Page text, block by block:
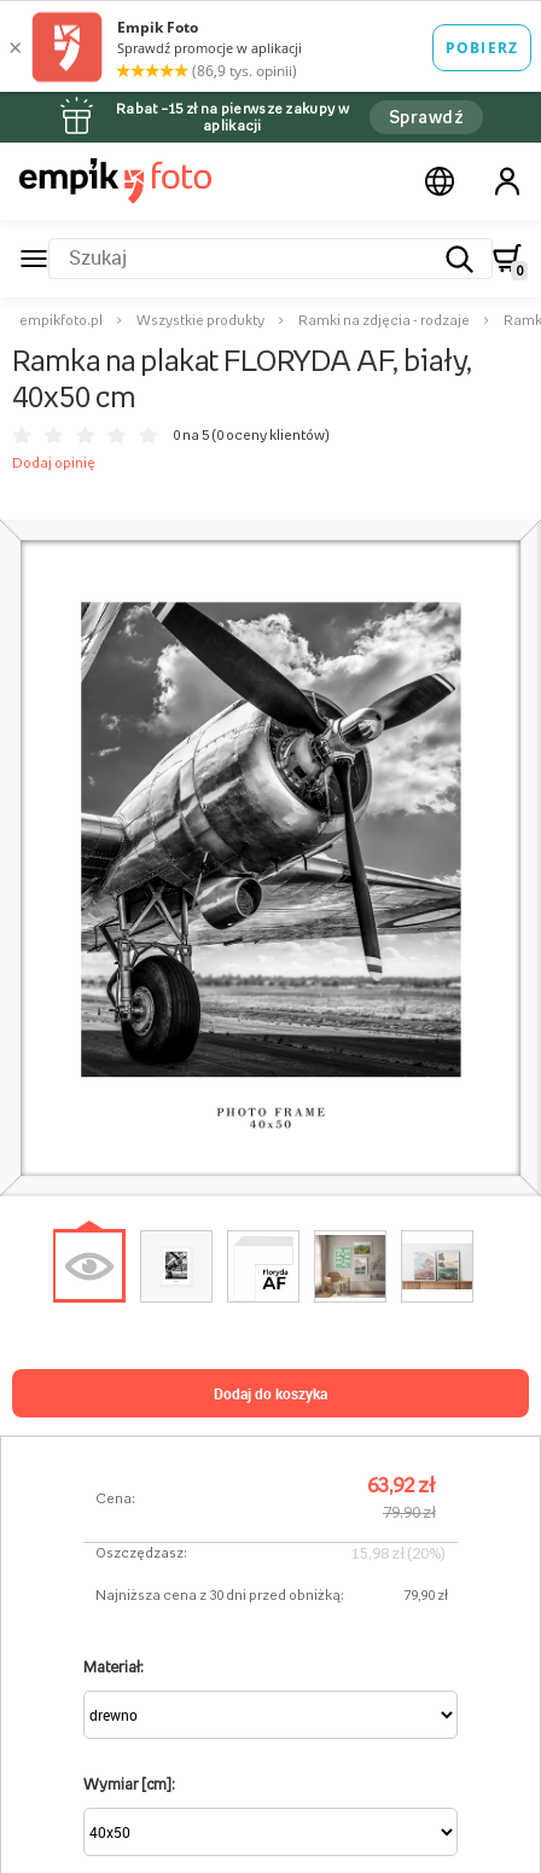
Rabat –15 zł na pierwsze zakupy w
aplikacji
Sprawdź
0
empikfoto.pl Wszystkie produkty Ramki na zdjęcia - rodzaje
Ramka na plakat FLORYDA AF, biały,
40x50 cm
0 na 5 (0 oceny klientów)
Dodaj opinię
Cena:
63,92 zł
79,90 zł
Oszczędzasz: 15,98 zł (20%)
Najniższa cena z 30 dni przed obniżką: 79,90 zł
Materiał:
Wymiar [cm]:
dodaj do koszyka